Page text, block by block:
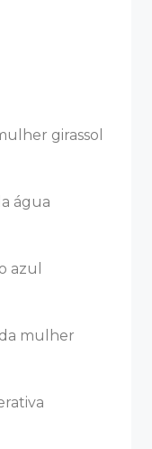
girassol
água
azul
mulher